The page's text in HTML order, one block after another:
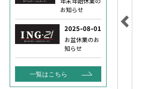
一覧はこちら